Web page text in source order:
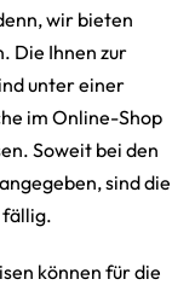
wir bieten
Die Ihnen zur
unter einer
im Online-Shop
Soweit bei den
sind die
fällig.
können für die